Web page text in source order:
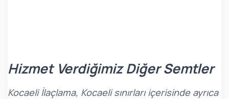
Hizmet Verdiğimiz Diğer Semtler
Kocaeli İlaçlama, Kocaeli sınırları içerisinde ayrıca